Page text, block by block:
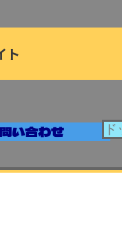
ト
い合わせ